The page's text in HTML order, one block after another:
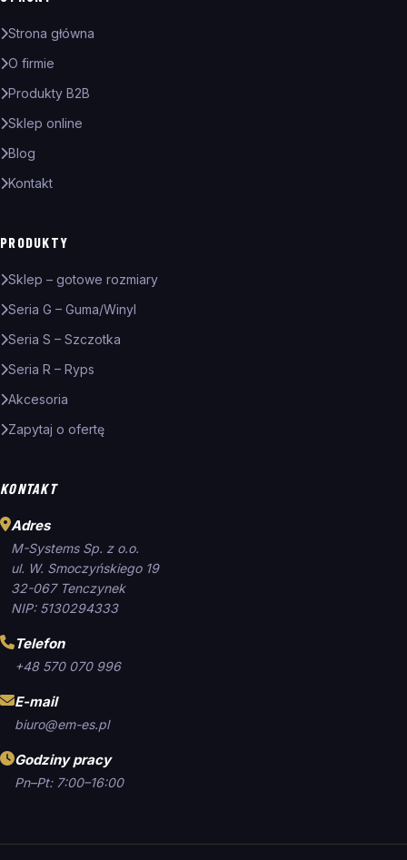
Strona główna
O firmie
Produkty B2B
Sklep online
Blog
Kontakt
PRODUKTY
Sklep – gotowe rozmiary
Seria G – Guma/Winyl
Seria S – Szczotka
Seria R – Ryps
Akcesoria
Zapytaj o ofertę
KONTAKT
Adres
M-Systems Sp. z o.o.
ul. W. Smoczyńskiego 19
32-067 Tenczynek
NIP: 5130294333
Telefon
+48 570 070 996
E-mail
biuro@em-es.pl
Godziny pracy
Pn–Pt: 7:00–16:00